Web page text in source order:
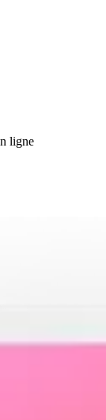
ligne